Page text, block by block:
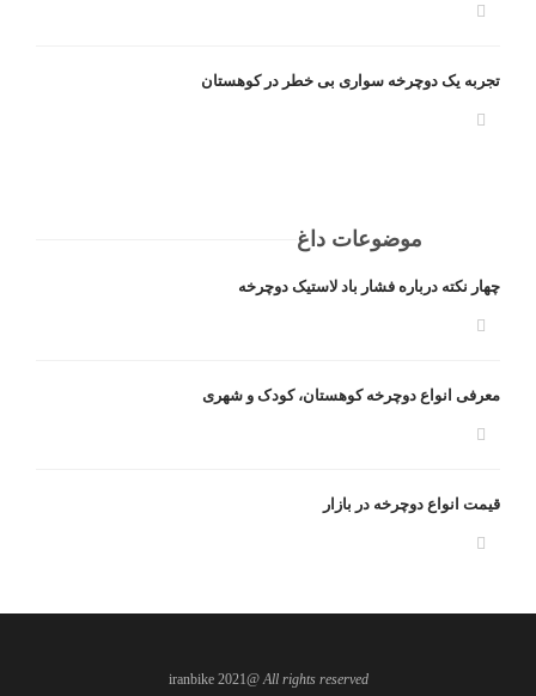
تجربه یک دوچرخه سواری بی خطر در کوهستان
موضوعات داغ
چهار نکته درباره فشار باد لاستیک دوچرخه
معرفی انواع دوچرخه کوهستان، کودک و شهری
قیمت انواع دوچرخه در بازار
All rights reserved
@iranbike 2021